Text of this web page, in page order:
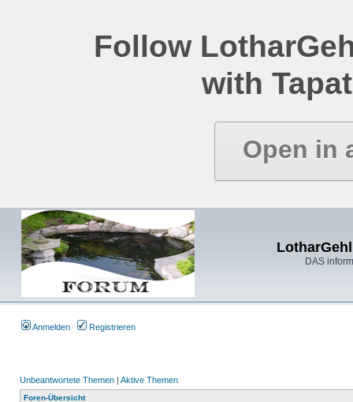
Follow
with
Open in
DAS
Anmelden Registrieren
Unbeantwortete Themen | Aktive Themen
Foren-Übersicht